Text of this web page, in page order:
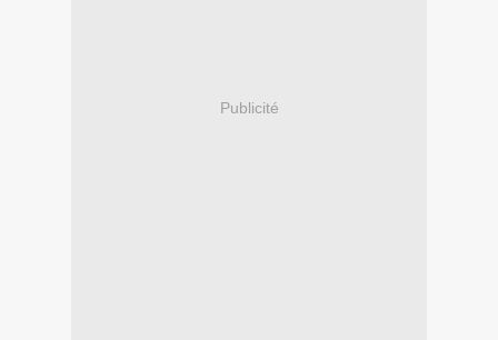
Publicité